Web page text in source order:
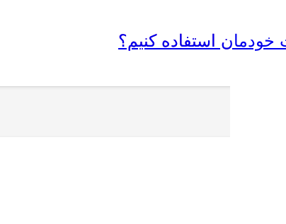
استفاده کنیم؟